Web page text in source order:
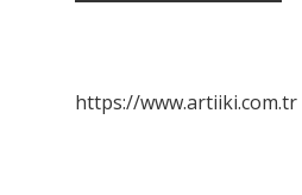
https://www.artiiki.com.tr